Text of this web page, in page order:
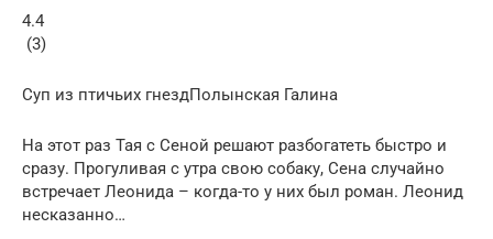
4.4
(3)
Суп из птичьих гнездПолынская Галина
На этот раз Тая с Сеной решают разбогатеть быстро и
сразу. Прогуливая с утра свою собаку, Сена случайно
встречает Леонида – когда-то у них был роман. Леонид
несказанно…